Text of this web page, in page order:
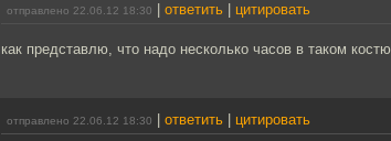
отправлено 22.06.12 18:30 ответить цитировать
как представлю, что надо несколько часов в таком
отправлено 22.06.12 18:30 ответить цитировать